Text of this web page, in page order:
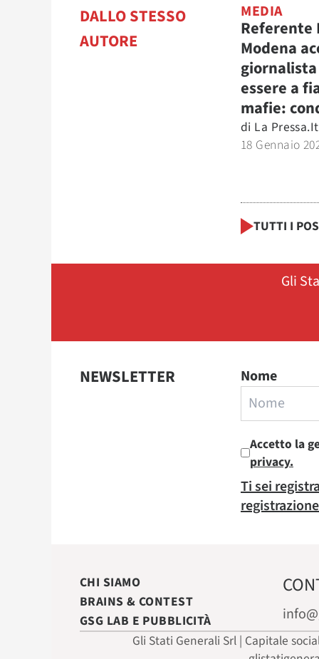
DALLO STESSO
AUTORE
MEDIA
Referente
Modena
essere a
mafie:
di La Pressa.it
18 Gennaio
TUTTI I
Gli
NEWSLETTER Nome
Accetto la
privacy.
Ti sei
CHI SIAMO
BRAINS & CONTEST
GSG LAB E PUBBLICITÀ
Gli Stati Generali Srl | Capitale